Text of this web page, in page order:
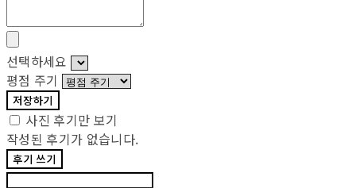
선택하세요
평점 주기
저장하기
사진 후기만 보기
작성된 후기가 없습니다.
후기 쓰기